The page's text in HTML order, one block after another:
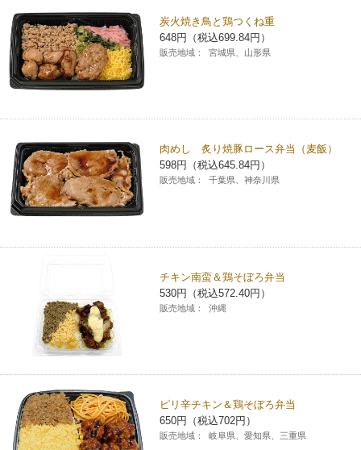
ファクス
チケット
スポーツ振興くじ
行政サービス
保険
ご利用可能なお支払い方法
各種料金のお支払い
レジでApple Accountにチャージ
オンラインフォトサービス
自転車シェアリング（店舗限定）
モバイルバッテリーシェアリング（店舗限定）
モバイルWi-Fiバッテリーシェアリング（店舗限定）
イープラス
CNプレイガイド
セブンネットショッピング
沿革
国内店舗数
セブン‐イレブンの海外事業
データで見るセブン‐イレブン
セブン‐イレブンの「商品力」
セブン-イレブンの歴史
GREEN CHALLENGE 2050
4VISIONS
サステナビリティレポート
報告書ライブラリー
Language
English (Corporate)
简体中文(服务)
한국어(서비스)
ภาษาไทย(บริการ)
炭火焼き鳥と鶏つくね重
648円（税込699.84円）
販売地域： 宮城県、山形県
肉めし 炙り焼豚ロース弁当（麦飯）
598円（税込645.84円）
販売地域： 千葉県、神奈川県
チキン南蛮＆鶏そぼろ弁当
530円（税込572.40円）
販売地域： 沖縄
ピリ辛チキン＆鶏そぼろ弁当
650円（税込702円）
販売地域： 岐阜県、愛知県、三重県